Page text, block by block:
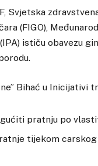
Svjetska
(FIGO),
ističu obavezu
Bihać u
pratnju po
tijekom